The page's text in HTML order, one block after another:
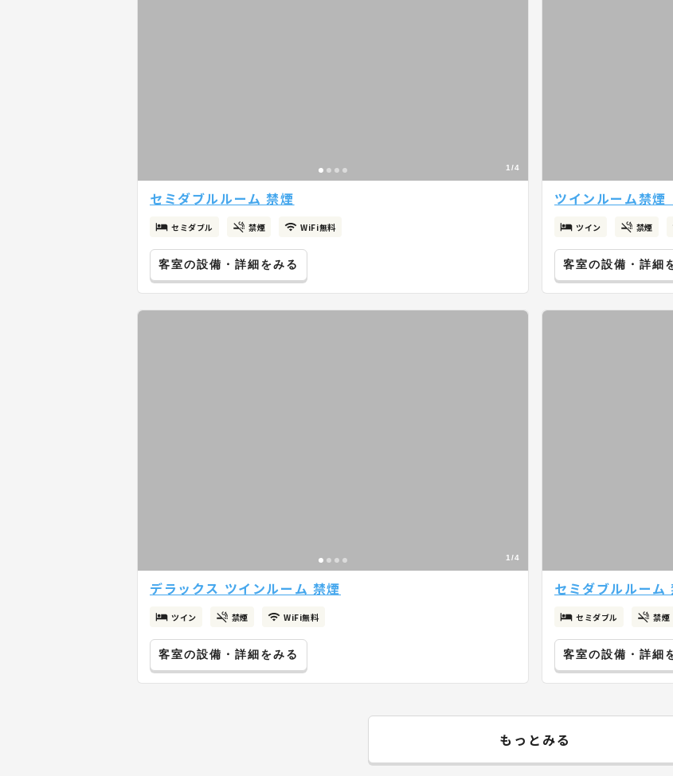
1/4
セミダブルルーム 禁煙
セミダブル 禁煙 WiFi無料
客室の設備・詳細をみる
ツインルーム禁煙
ツイン 禁煙
客室の設備・詳細
1/4
デラックス ツインルーム 禁煙
ツイン 禁煙 WiFi無料
客室の設備・詳細をみる
セミダブルルー
セミダブル 禁煙
客室の設備・詳細
もっとみる